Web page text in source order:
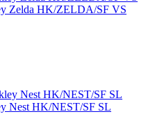
Zelda HK/ZELDA/SF VS
Nest HK/NEST/SF SL